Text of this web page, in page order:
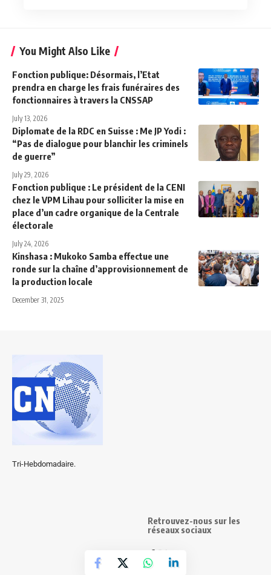
You Might Also Like
Fonction publique: Désormais, l’Etat
prendra en charge les frais funéraires des
fonctionnaires à travers la CNSSAP
July 13, 2026
Diplomate de la RDC en Suisse : Me JP Yodi :
“Pas de dialogue pour blanchir les criminels
de guerre”
July 29, 2026
Fonction publique : Le président de la CENI
chez le VPM Lihau pour solliciter la mise en
place d’un cadre organique de la Centrale
électorale
July 24, 2026
Kinshasa : Mukoko Samba effectue une
ronde sur la chaîne d’approvisionnement de
la production locale
December 31, 2025
Tri-Hebdomadaire.
Retrouvez-nous sur les
réseaux sociaux